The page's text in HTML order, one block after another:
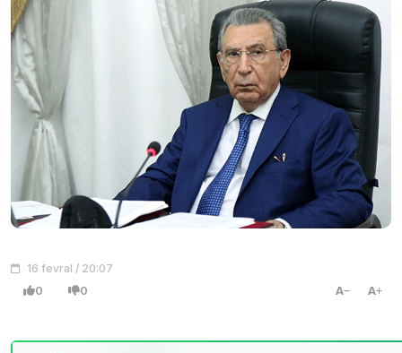
16 fevral / 20:07
0 0 A A